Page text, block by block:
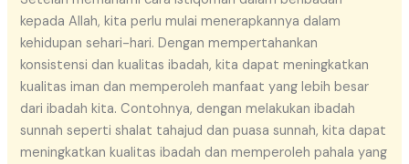
kepada Allah, kita perlu mulai menerapkannya dalam
kehidupan sehari-hari. Dengan mempertahankan
konsistensi dan kualitas ibadah, kita dapat meningkatkan
kualitas iman dan memperoleh manfaat yang lebih besar
dari ibadah kita. Contohnya, dengan melakukan ibadah
sunnah seperti shalat tahajud dan puasa sunnah, kita dapat
meningkatkan kualitas ibadah dan memperoleh pahala yang